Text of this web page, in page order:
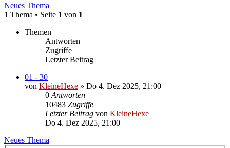
Neues Thema
1 Thema • Seite 1 von 1
Themen
Antworten
Zugriffe
Letzter Beitrag
01 - 30
von KleineHexe » Do 4. Dez 2025, 21:00
0 Antworten
10483 Zugriffe
Letzter Beitrag von KleineHexe
Do 4. Dez 2025, 21:00
Neues Thema